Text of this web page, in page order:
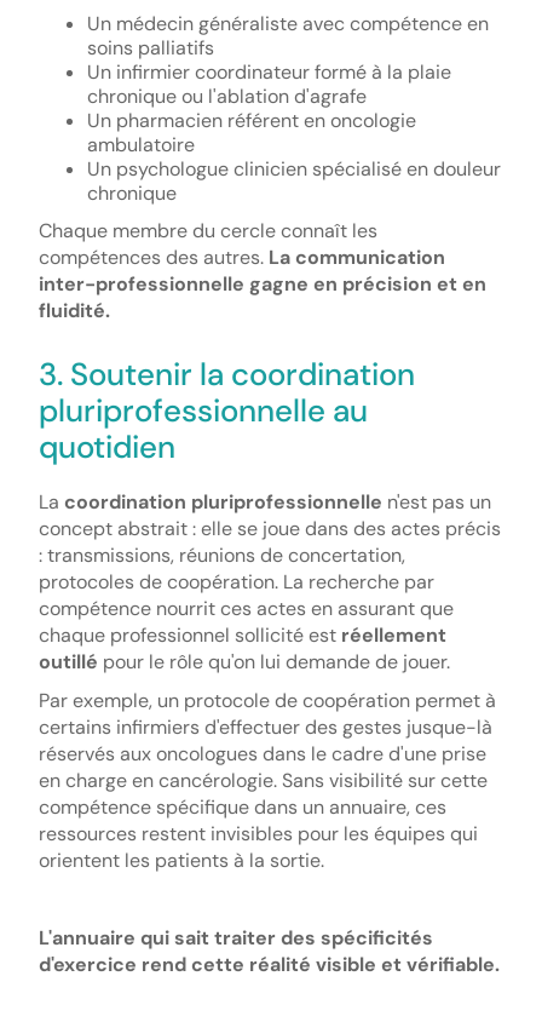
Un médecin généraliste avec compétence en
soins palliatifs
Un infirmier coordinateur formé à la plaie
chronique ou l'ablation d'agrafe
Un pharmacien référent en oncologie
ambulatoire
Un psychologue clinicien spécialisé en douleur
chronique
Chaque membre du cercle connaît les
compétences des autres. La communication
inter-professionnelle gagne en précision et en
fluidité.
3. Soutenir la coordination
pluriprofessionnelle au
quotidien
La coordination pluriprofessionnelle n'est pas un
concept abstrait : elle se joue dans des actes précis
: transmissions, réunions de concertation,
protocoles de coopération. La recherche par
compétence nourrit ces actes en assurant que
chaque professionnel sollicité est réellement
outillé pour le rôle qu'on lui demande de jouer.
Par exemple, un protocole de coopération permet à
certains infirmiers d'effectuer des gestes jusque-là
réservés aux oncologues dans le cadre d'une prise
en charge en cancérologie. Sans visibilité sur cette
compétence spécifique dans un annuaire, ces
ressources restent invisibles pour les équipes qui
orientent les patients à la sortie.
L'annuaire qui sait traiter des spécificités
d'exercice rend cette réalité visible et vérifiable.